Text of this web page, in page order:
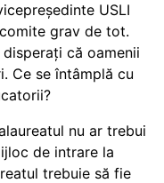
USLI
grav de tot.
că oamenii
Ce se întâmplă cu
nu ar trebui
de intrare la
trebuie să fie